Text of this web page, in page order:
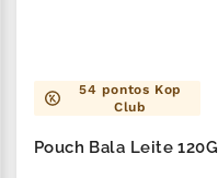
54 pontos Kop
Club
Pouch Bala Leite 120G